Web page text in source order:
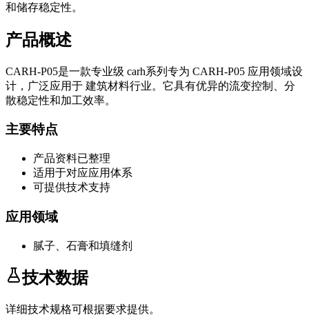
和储存稳定性。
产品概述
CARH-P05是一款专业级 carh系列 专为 CARH-P05 应用领域设
计，广泛应用于 建筑材料行业。它具有优异的流变控制、分
散稳定性和加工效率。
主要特点
产品资料已整理
适用于对应应用体系
可提供技术支持
应用领域
腻子、石膏和填缝剂
技术数据
详细技术规格可根据要求提供。